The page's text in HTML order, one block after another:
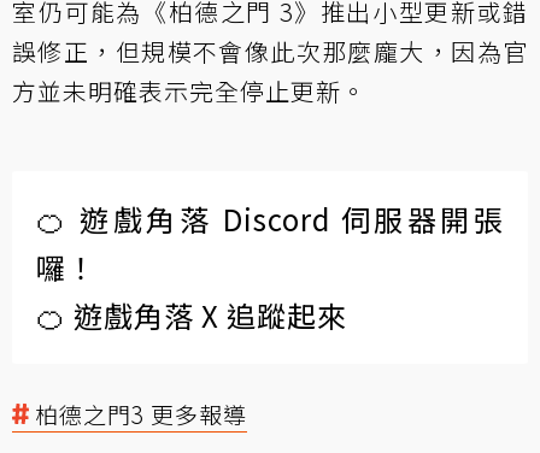
室仍可能為《柏德之門 3》推出小型更新或錯
誤修正，但規模不會像此次那麼龐大，因為官
方並未明確表示完全停止更新。
🍊 遊戲角落 Discord 伺服器開張
囉！
🍊 遊戲角落 X 追蹤起來
柏德之門3 更多報導